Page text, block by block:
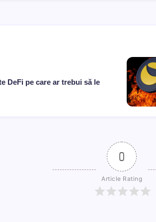
DeFi pe care ar trebui să le
0
Article Rating